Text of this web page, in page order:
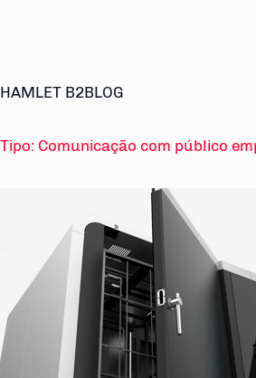
HAMLET B2BLOG
Tipo: Comunicação com público